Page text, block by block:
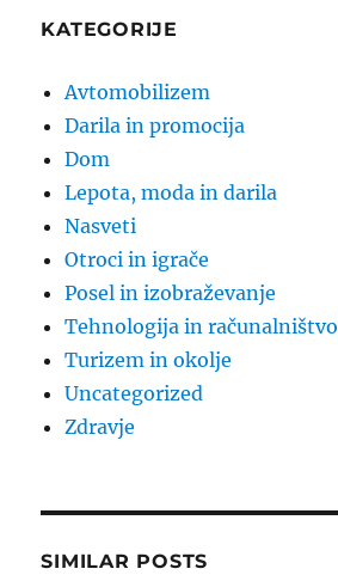
KATEGORIJE
Avtomobilizem
Darila in promocija
Dom
Lepota, moda in darila
Nasveti
Otroci in igrače
Posel in izobraževanje
Tehnologija in računalništvo
Turizem in okolje
Uncategorized
Zdravje
SIMILAR POSTS